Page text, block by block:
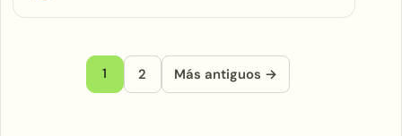
Paginación de entradas
1 2 Más antiguos →